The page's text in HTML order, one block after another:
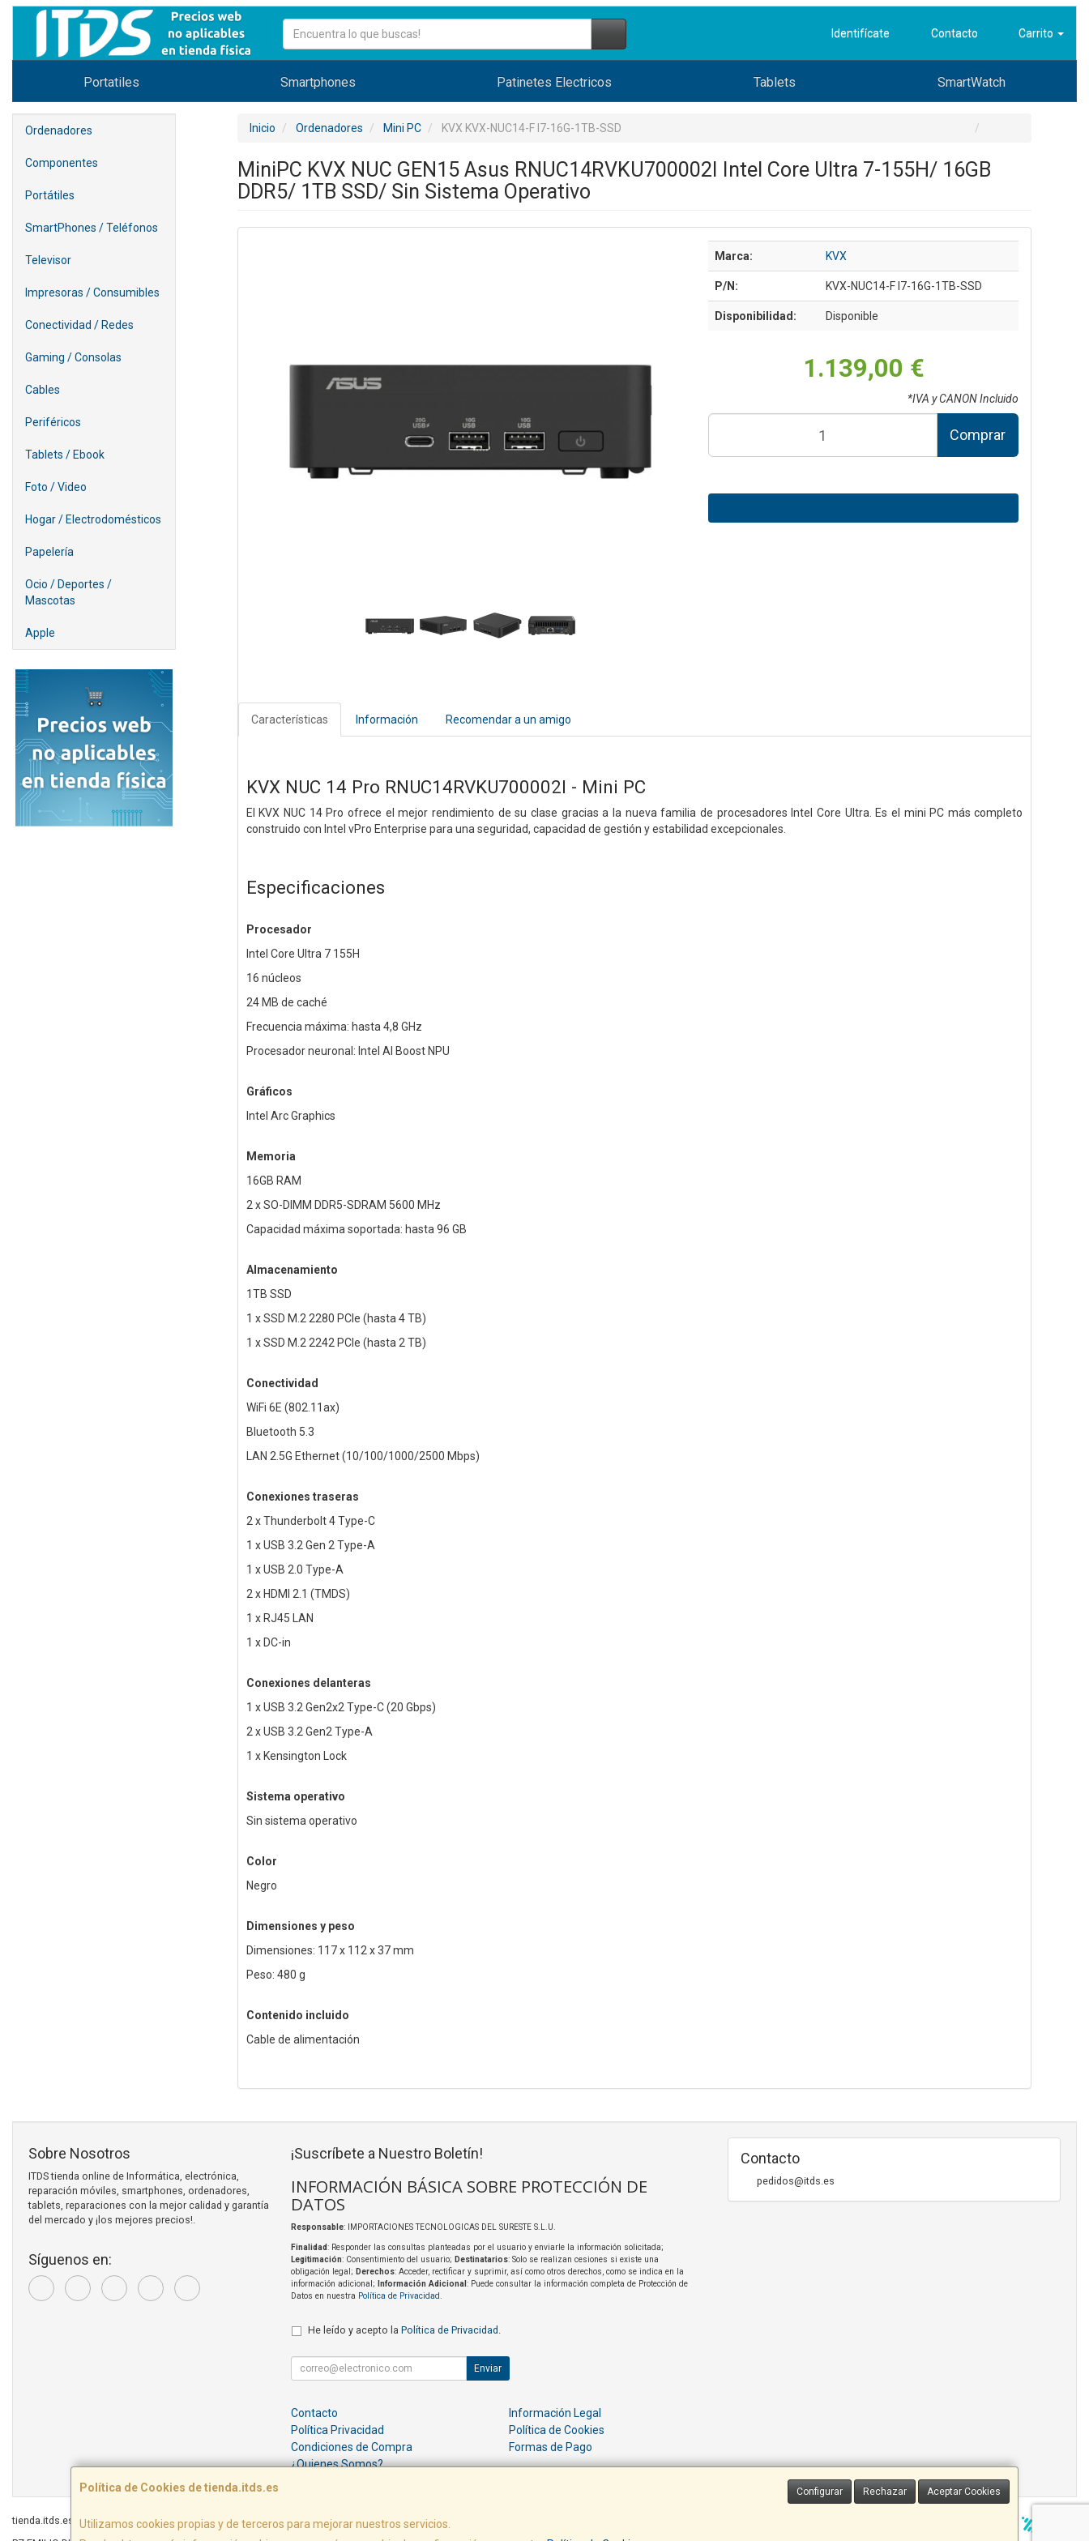
Identifícate Contacto Carrito
Portatiles Smartphones Patinetes Electricos Tablets SmartWatch
Ordenadores
Componentes
Portátiles
SmartPhones / Teléfonos
Televisor
Impresoras / Consumibles
Conectividad / Redes
Gaming / Consolas
Cables
Periféricos
Tablets / Ebook
Foto / Video
Hogar / Electrodomésticos
Papelería
Ocio / Deportes /
Mascotas
Apple
Inicio Ordenadores Mini PC KVX KVX-NUC14-F I7-16G-1TB-SSD
MiniPC KVX NUC GEN15 Asus RNUC14RVKU700002I Intel Core Ultra 7-155H/ 16GB
DDR5/ 1TB SSD/ Sin Sistema Operativo
Marca: KVX
P/N: KVX-NUC14-F I7-16G-1TB-SSD
Disponibilidad: Disponible
1.139,00 €
*IVA y CANON Incluido
Comprar
Características Información Recomendar a un amigo
KVX NUC 14 Pro RNUC14RVKU700002I - Mini PC
El KVX NUC 14 Pro ofrece el mejor rendimiento de su clase gracias a la nueva familia de procesadores Intel Core Ultra. Es el mini PC más completo
construido con Intel vPro Enterprise para una seguridad, capacidad de gestión y estabilidad excepcionales.
Especificaciones
Procesador
Intel Core Ultra 7 155H
16 núcleos
24 MB de caché
Frecuencia máxima: hasta 4,8 GHz
Procesador neuronal: Intel AI Boost NPU
Gráficos
Intel Arc Graphics
Memoria
16GB RAM
2 x SO-DIMM DDR5-SDRAM 5600 MHz
Capacidad máxima soportada: hasta 96 GB
Almacenamiento
1TB SSD
1 x SSD M.2 2280 PCIe (hasta 4 TB)
1 x SSD M.2 2242 PCIe (hasta 2 TB)
Conectividad
WiFi 6E (802.11ax)
Bluetooth 5.3
LAN 2.5G Ethernet (10/100/1000/2500 Mbps)
Conexiones traseras
2 x Thunderbolt 4 Type-C
1 x USB 3.2 Gen 2 Type-A
1 x USB 2.0 Type-A
2 x HDMI 2.1 (TMDS)
1 x RJ45 LAN
1 x DC-in
Conexiones delanteras
1 x USB 3.2 Gen2x2 Type-C (20 Gbps)
2 x USB 3.2 Gen2 Type-A
1 x Kensington Lock
Sistema operativo
Sin sistema operativo
Color
Negro
Dimensiones y peso
Dimensiones: 117 x 112 x 37 mm
Peso: 480 g
Contenido incluido
Cable de alimentación
Política de Cookies de tienda.itds.es Configurar Rechazar Aceptar Cookies
Utilizamos cookies propias y de terceros para mejorar nuestros servicios.
Sobre Nosotros
ITDS tienda online de Informática, electrónica,
reparación móviles, smartphones, ordenadores,
tablets, reparaciones con la mejor calidad y garantía
del mercado y ¡los mejores precios!.
Síguenos en:
¡Suscríbete a Nuestro Boletín!
INFORMACIÓN BÁSICA SOBRE PROTECCIÓN DE
DATOS
Responsable: IMPORTACIONES TECNOLOGICAS DEL SURESTE S.L.U.
Finalidad: Responder las consultas planteadas por el usuario y enviarle la información solicitada;
Legitimación: Consentimiento del usuario; Destinatarios: Solo se realizan cesiones si existe una
obligación legal; Derechos: Acceder, rectificar y suprimir, así como otros derechos, como se indica en la
información adicional;
Información Adicional : Puede consultar la información completa de Protección de
Datos en nuestra Política de Privacidad.
He leído y acepto la Política de Privacidad .
Enviar
Contacto
Información Legal
Política Privacidad
Política de Cookies
Condiciones de Compra
Formas de Pago
¿Quienes Somos?
Contacto
pedidos@itds.es
tienda.itds.es © 2026